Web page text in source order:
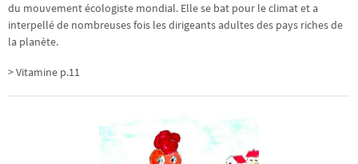
du mouvement écologiste mondial. Elle se bat pour le climat et a
interpellé de nombreuses fois les dirigeants adultes des pays riches de
la planète.
> Vitamine p.11